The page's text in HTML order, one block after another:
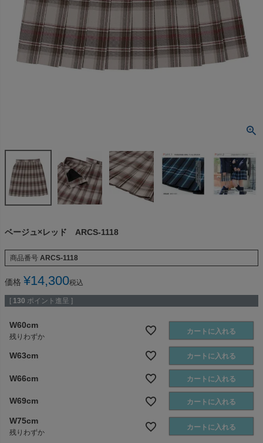
ベージュ×レッド ARCS-1118
商品番号 ARCS-1118
価格 ¥14,300税込
[ 130 ポイント進呈 ]
W60cm
残りわずか
カートに入れる
W63cm カートに入れる
W66cm カートに入れる
W69cm カートに入れる
W75cm
残りわずか
カートに入れる